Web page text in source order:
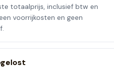
totaalprijs, inclusief btw en
voorrijkosten en geen